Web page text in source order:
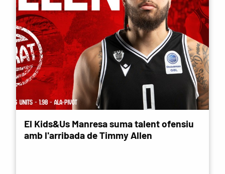
El Kids&Us Manresa suma talent ofensiu
amb l'arribada de Timmy Allen